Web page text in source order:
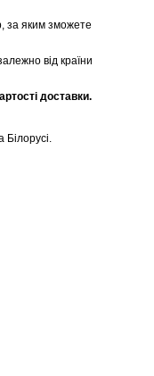
за яким зможете
від країни
доставки.
Білорусі.